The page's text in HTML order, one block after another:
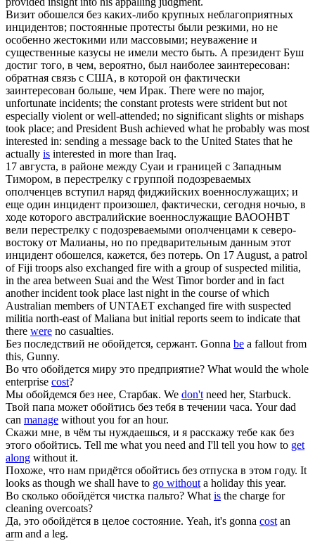
Визит обошелся без каких-либо крупных неблагоприятных
инцидентов; постоянные протесты были резкими, но не
особенно жестокими или массовыми; неуважение и
существенные казусы не имели место быть. А президент Буш
достиг того, в чем, вероятно, был наиболее заинтересован:
обратная связь с США, в которой он фактически
заинтересован больше, чем Ирак. There were no major,
unfortunate incidents; the constant protests were strident but not
especially violent or well-attended; no significant slights or mishaps
took place; and President Bush achieved what he probably was most
interested in: sending a message back to the United States that he
actually is interested in more than Iraq.
17 августа, в районе между Суаи и границей с Западным
Тимором, в перестрелку с группой подозреваемых
ополченцев вступил наряд фиджийских военнослужащих; и
еще один инцидент произошел, фактически, сегодня ночью, в
ходе которого австралийские военнослужащие ВАООНВТ
вели перестрелку с подозреваемыми ополченцами к северо-
востоку от Малианы, но по предварительным данным этот
инцидент обошелся, кажется, без потерь. On 17 August, a patrol
of Fiji troops also exchanged fire with a group of suspected militia,
in the area between Suai and the West Timor border and in fact
another incident took place last night in the course of which
Australian members of UNTAET exchanged fire with suspected
militia north-east of Maliana but initial reports seem to indicate that
there were no casualties.
Без последствий не обойдется, сержант. Gonna be a fallout from
this, Gunny.
Во что обойдется миру это предприятие? What would the whole
enterprise cost?
Мы обойдемся без нее, Старбак. We don'tneed her, Starbuck.
Твой папа может обойтись без тебя в течении часа. Your dad
can manage without you for an hour.
Скажи мне, в чём ты нуждаешься, и я расскажу тебе как без
этого обойтись. Tell me what you need and I'll tell you how to get
along without it.
Похоже, что нам придётся обойтись без отпуска в этом году. It
looks as though we shall have to go withouta holiday this year.
Во сколько обойдётся чистка пальто? Whatis the charge for
cleaning overcoats?
Да, это обойдётся в целое состояние. Yeah, it's gonna costan
arm and a leg.